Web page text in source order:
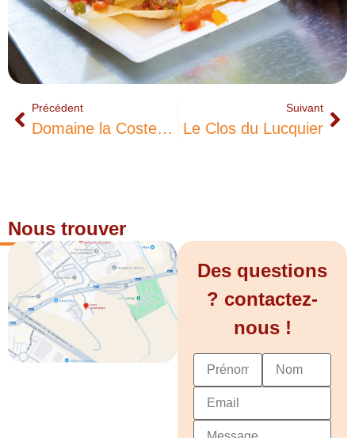
Précédent
Domaine la Costesse
Suivant
Le Clos du Lucquier
Nous trouver
Des questions
? contactez-
nous !